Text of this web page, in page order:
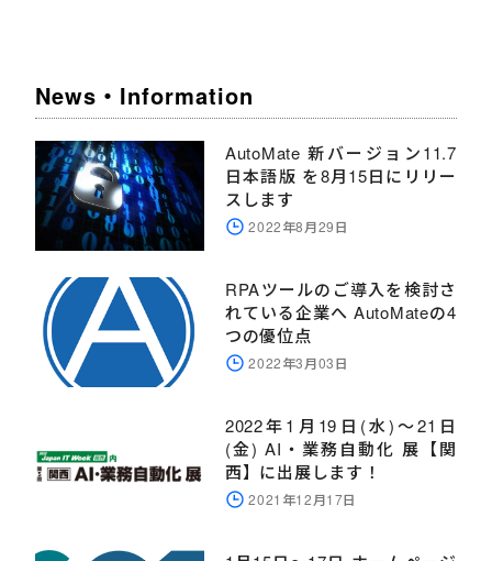
News・Information
AutoMate 新バージョン11.7
日本語版 を8月15日にリリー
スします
2022年8月29日
RPAツールのご導入を検討さ
れている企業へ AutoMateの4
つの優位点
2022年3月03日
2022年1月19日(水)～21日
(金) AI・業務自動化 展【関
西】に出展します！
2021年12月17日